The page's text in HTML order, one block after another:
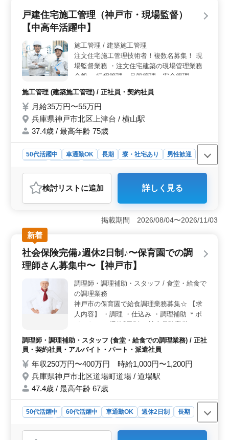
年以上の方で、ヘルパー2級以上の資格を持つ方を歓迎し
ます。 介助業務や看護師補助を通じて、入院患者さん
戸建住宅施工管理（神戸市・現場監督）
【中高年活躍中】
施工管理 / 建築施工管理
注文住宅施工管理技術者！複数名募集！ 現
場監督業務 ・注文住宅建築の現場管理業務
全般 ・行程管理・品質管理・安全管理 ・各
注文住宅の施工販売を行っています。 ベテ
ラン活躍企業ですので、住宅現場管理実務経
験のある方大歓迎！ 今までの経験を活かし
て下さい。  ＊業務用携帯電話は貸与しま
す。 ＊複数名募集 勤務場所：兵庫県神戸市
北区上津台
施工管理 (建築施工管理) / 正社員・契約社員
月給35万円〜55万円
兵庫県神戸市北区上津台 / 横山駅
37.4歳 / 最高年齢 75歳
50代活躍中 車通勤OK 長期 寮・社宅あり
男性歓迎
おすすめポイント
＜地域に根ざした働き方＞ 神戸市北区上津台での戸建
住宅施工管理のお仕事です。地域に密着した現場管理業
します。長期勤務が可能で、車通勤や寮・社宅の利用も
可能です。 ＜経験を活かせるチャンス＞ ハウスメ
ーカー住宅業界での経験をお持ちの方を歓迎します。木
造在来施工管理の実務経験があれば、ベテランの方も活
躍できる環境です。建築士・施工管理技士の有資格者は
優遇されます。 ＜働きやすい勤務条件＞ 水曜日が
定休日で、月8～10日の公休があります。通勤手当や賞与
の支給もあり、福利厚生も充実しています。月平均22時
間の時間外労働で、ワークライフバランスを大切にする
働き方が可能です。
検討リスト に追加 詳しく見る
掲載期間 2026/08/04〜2026/11/03
新着
社会保険完備♪週休2日制♪〜保育園での調
理師さん募集中〜【神戸市】
調理師・調理補助・スタッフ / 食堂・給食で
の調理業務
神戸市の保育園で給食調理業務募集☆ 【求
人内容】 ・調理 ・仕込み ・調理補助 ＊ポ
イント＊ ・週休2日制 ・社会保険完備 ・勤
能！ 皆様からのご応募お待ちしておりま
す！
調理師・調理補助・スタッフ (食堂・給食での調理業務) / 正社
員・契約社員・アルバイト・パート・派遣社員
年収250万円〜400万円 時給1,000円〜1,200円
兵庫県神戸市北区道場町道場 / 道場駅
47.4歳 / 最高年齢 67歳
50代活躍中 60代活躍中 車通勤OK 週休2日制
長期
調理師・調理補助・スタッフ